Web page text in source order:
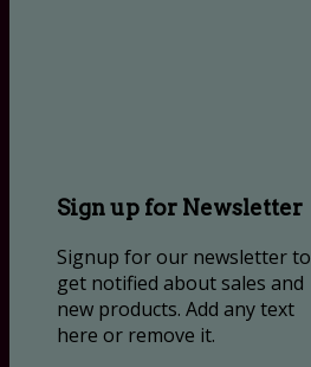
Sign up for Newsletter
Signup for our newsletter to
get notified about sales and
new products. Add any text
here or remove it.